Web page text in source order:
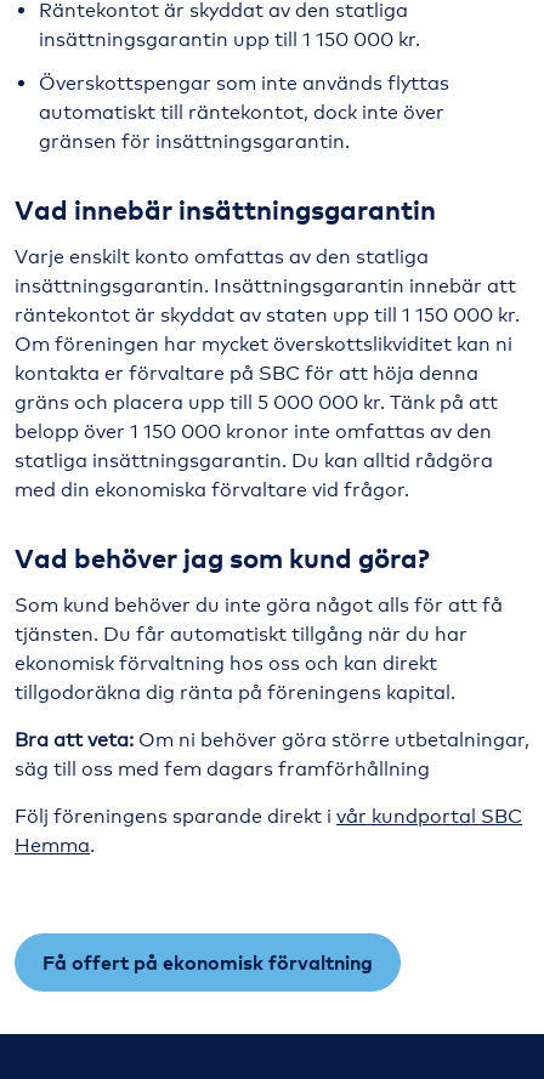
Räntekontot är skyddat av den statliga
insättningsgarantin upp till 1 150 000 kr.
Överskottspengar som inte används flyttas
automatiskt till räntekontot, dock inte över
gränsen för insättningsgarantin.
Vad innebär insättningsgarantin
Varje enskilt konto omfattas av den statliga
insättningsgarantin. Insättningsgarantin innebär att
räntekontot är skyddat av staten upp till 1 150 000 kr.
Om föreningen har mycket överskottslikviditet kan ni
kontakta er förvaltare på SBC för att höja denna
gräns och placera upp till 5 000 000 kr. Tänk på att
belopp över 1 150 000 kronor inte omfattas av den
statliga insättningsgarantin. Du kan alltid rådgöra
med din ekonomiska förvaltare vid frågor.
Vad behöver jag som kund göra?
Som kund behöver du inte göra något alls för att få
tjänsten. Du får automatiskt tillgång när du har
ekonomisk förvaltning hos oss och kan direkt
tillgodoräkna dig ränta på föreningens kapital.
Bra att veta: Om ni behöver göra större utbetalningar,
säg till oss med fem dagars framförhållning
Följ föreningens sparande direkt i vår kundportal SBC
Hemma.
Få offert på ekonomisk förvaltning